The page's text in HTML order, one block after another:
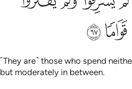
ﳑﳒ
˹They are˺ those who spend
but moderately in between.